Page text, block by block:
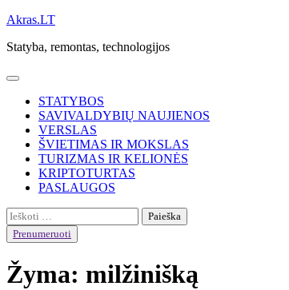
Skip
content
Akras.LT
Statyba, remontas, technologijos
STATYBOS
SAVIVALDYBIŲ NAUJIENOS
VERSLAS
ŠVIETIMAS IR MOKSLAS
TURIZMAS IR KELIONĖS
KRIPTOTURTAS
PASLAUGOS
Ieškoti:
Prenumeruoti
Žyma: milžinišką